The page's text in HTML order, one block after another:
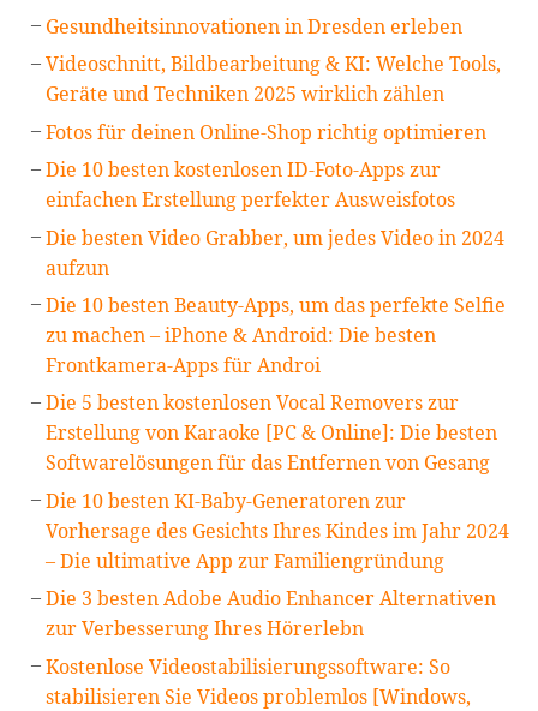
Gesundheitsinnovationen in Dresden erleben
Videoschnitt, Bildbearbeitung & KI: Welche Tools,
Geräte und Techniken 2025 wirklich zählen
Fotos für deinen Online-Shop richtig optimieren
Die 10 besten kostenlosen ID-Foto-Apps zur
einfachen Erstellung perfekter Ausweisfotos
Die besten Video Grabber, um jedes Video in 2024
aufzun
Die 10 besten Beauty-Apps, um das perfekte Selfie
zu machen – iPhone & Android: Die besten
Frontkamera-Apps für Androi
Die 5 besten kostenlosen Vocal Removers zur
Erstellung von Karaoke [PC & Online]: Die besten
Softwarelösungen für das Entfernen von Gesang
Die 10 besten KI-Baby-Generatoren zur
Vorhersage des Gesichts Ihres Kindes im Jahr 2024
– Die ultimative App zur Familiengründung
Die 3 besten Adobe Audio Enhancer Alternativen
zur Verbesserung Ihres Hörerlebn
Kostenlose Videostabilisierungssoftware: So
stabilisieren Sie Videos problemlos [Windows,